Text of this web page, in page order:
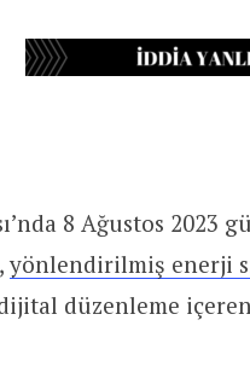
8 Ağustos 2023
yönlendirilmiş enerji
düzenleme